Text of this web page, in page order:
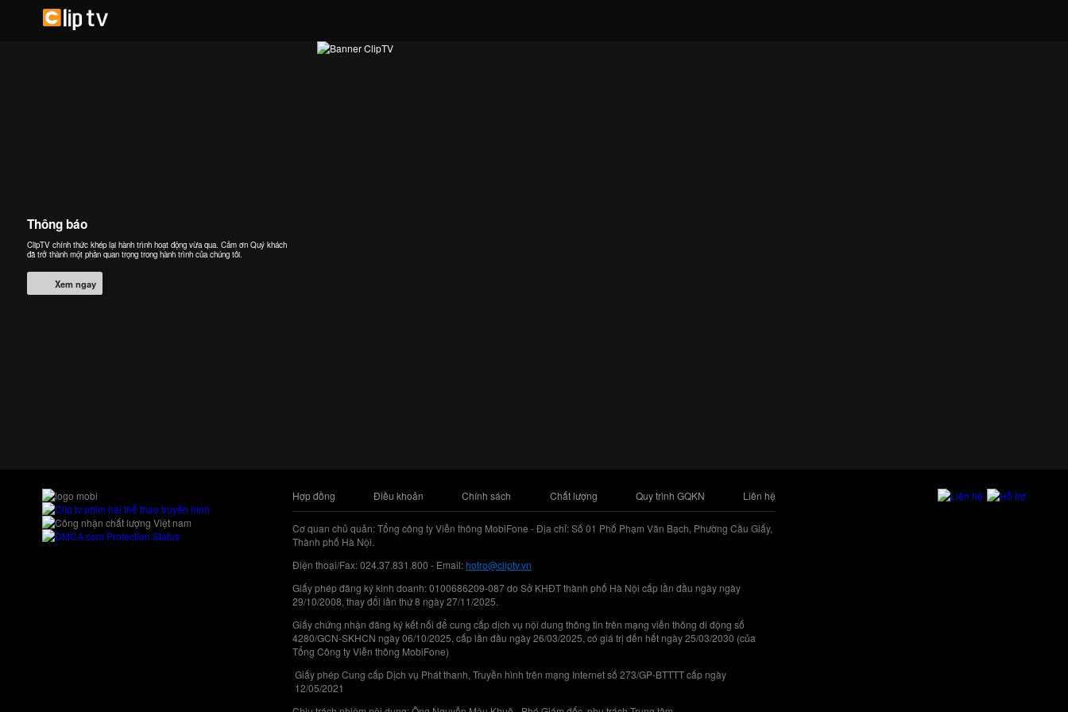
Thông báo
ClipTV chính thức khép lại hành trình hoạt động vừa qua. Cảm ơn Quý khách
đã trở thành một phần quan trọng trong hành trình của chúng tôi.
Xem ngay
Hợp đồng Điều khoản Chính sách Chất lượng Quy trình GQKN Liên hệ
Cơ quan chủ quản: Tổng công ty Viễn thông MobiFone - Địa chỉ: Số 01 Phố Phạm Văn Bạch, Phường Cầu Giấy,
Thành phố Hà Nội.
Điện thoại/Fax: 024.37.831.800 - Email:hotro@cliptv.vn
Giấy phép đăng ký kinh doanh: 0100686209-087 do Sở KHĐT thành phố Hà Nội cấp lần đầu ngày ngày
29/10/2008, thay đổi lần thứ 8 ngày 27/11/2025.
Giấy chứng nhận đăng ký kết nối để cung cấp dịch vụ nội dung thông tin trên mạng viễn thông di động số
4280/GCN-SKHCN ngày 06/10/2025, cấp lần đầu ngày 26/03/2025, có giá trị đến hết ngày 25/03/2030 (của
Tổng Công ty Viễn thông MobiFone)
Giấy phép Cung cấp Dịch vụ Phát thanh, Truyền hình trên mạng Internet số 273/GP-BTTTT cấp ngày
12/05/2021